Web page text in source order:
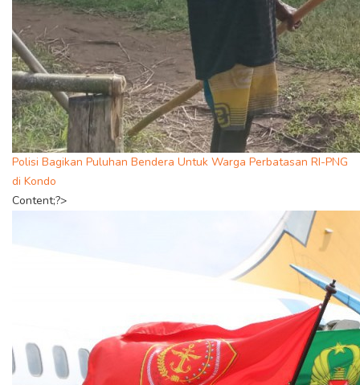
Polisi Bagikan Puluhan Bendera Untuk Warga Perbatasan RI-PNG
di Kondo
Content;?>